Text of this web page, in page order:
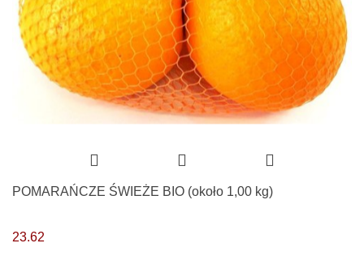
POMARAŃCZE ŚWIEŻE BIO (około 1,00 kg)
23.62